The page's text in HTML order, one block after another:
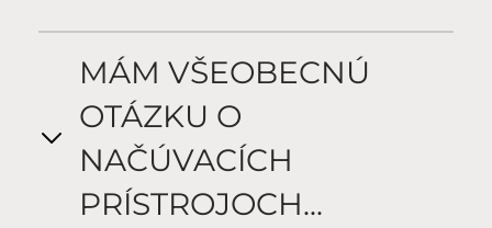
MÁM VŠEOBECNÚ
OTÁZKU O
NAČÚVACÍCH
PRÍSTROJOCH...